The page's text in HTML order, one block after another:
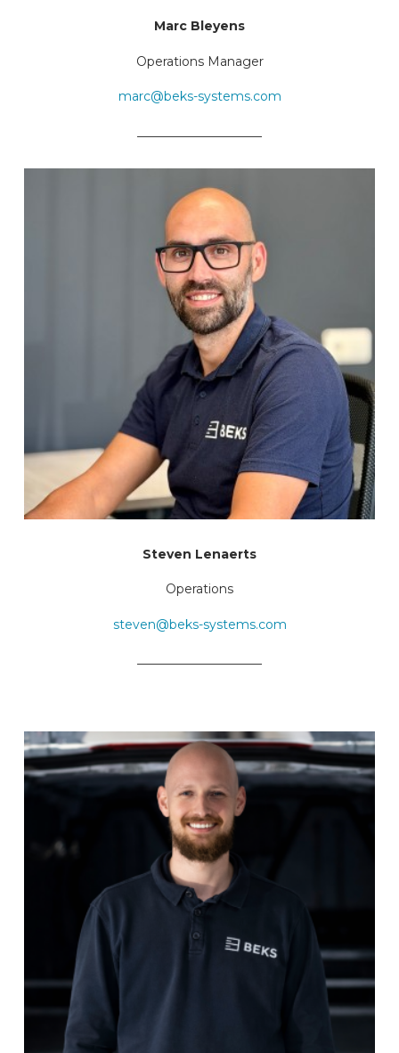
Marc Bleyens
Operations Manager
marc@beks-systems.com
Steven Lenaerts
Operations
steven@beks-systems.com